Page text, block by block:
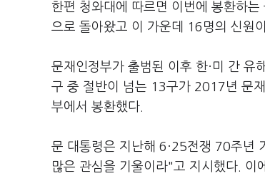
한편 청와대에 따르면 이번에 봉환하
으로 돌아왔고 이 가운데 16명의 신원
문재인정부가 출범된 이후 한·미 간
구 중 절반이 넘는 13구가 2017년 문
부에서 봉환했다.
문 대통령은 지난해 6·25전쟁 70주년
많은 관심을 기울이라"고 지시했다. 이